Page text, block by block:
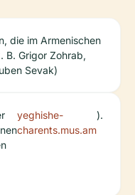
die im Armenischen
B. Grigor Zohrab,
Sevak)
yeghishe-
charents.mus.am
).